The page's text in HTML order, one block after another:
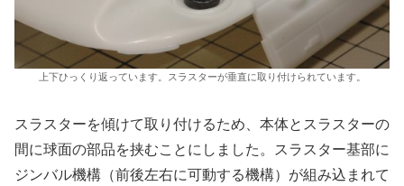
上下ひっくり返っています。スラスターが垂直に取り付けられています。
スラスターを傾けて取り付けるため、本体とスラスターの
間に球面の部品を挟むことにしました。スラスター基部に
ジンバル機構（前後左右に可動する機構）が組み込まれて